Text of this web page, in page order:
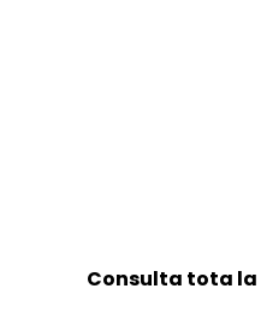
Consulta tota la